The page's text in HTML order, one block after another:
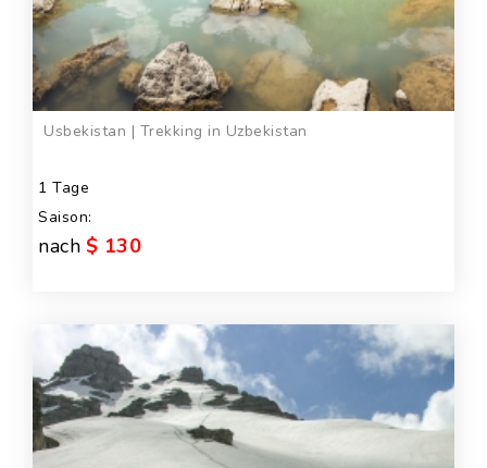
Usbekistan | Trekking in Uzbekistan
1 Tage
Saison:
nach $ 130